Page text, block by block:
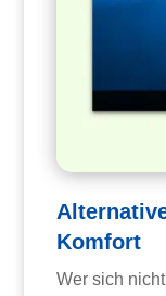
Komfort
Wer sich